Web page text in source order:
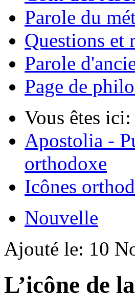
Parole du
Questions et
Parole
Page de
Vous êtes ici:
Apostolia -
orthodoxe
Icônes
Nouvelle
Ajouté le: 10
L’icône de